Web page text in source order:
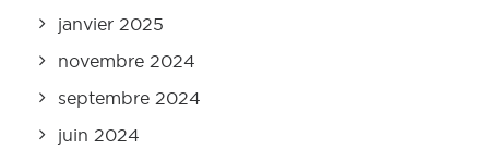
janvier 2025
novembre 2024
septembre 2024
juin 2024